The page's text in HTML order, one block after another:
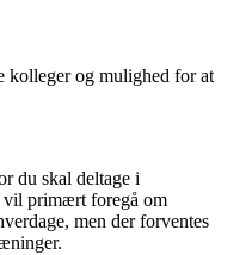
kolleger og mulighed for at
du skal deltage i
primært foregå om
men der forventes